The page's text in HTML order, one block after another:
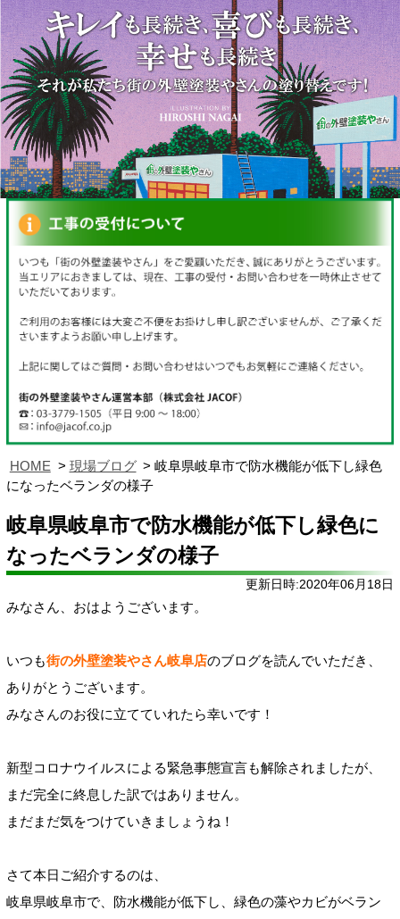
HOME 現場ブログ
岐阜県岐阜市で防水機能が低下し緑色
になったベランダの様子
岐阜県岐阜市で防水機能が低下し緑色に
なったベランダの様子
更新日時:2020年06月18日
みなさん、おはようございます。
いつも街の外壁塗装やさん岐阜店のブログを読んでいただき、
ありがとうございます。
みなさんのお役に立てていれたら幸いです！
新型コロナウイルスによる緊急事態宣言も解除されましたが、
まだ完全に終息した訳ではありません。
まだまだ気をつけていきましょうね！
さて本日ご紹介するのは、
岐阜県岐阜市で、防水機能が低下し、緑色の藻やカビがベラン